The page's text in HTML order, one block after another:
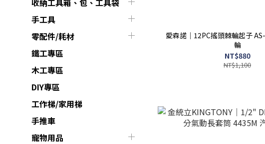
收納工具箱、包、工具袋
手工具
零配件/耗材
鐵工專區
木工專區
DIY專區
工作梯/家用梯
手推車
寵物用品
愛森諾｜12PC搖頭棘輪起子
輪
NT$880
NT$1,100